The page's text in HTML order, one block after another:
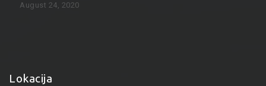
August 24, 2020
Lokacija